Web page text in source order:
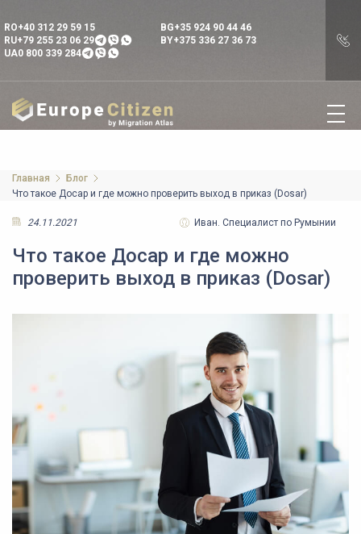
RO+40 312 29 59 15 BG+35 924 90 44 46
RU+79 255 23 06 29 BY+375 336 27 36 73
UA0 800 339 284
Главная
Блог
Что такое Досар и где можно проверить выход в приказ (Dosar)
24.11.2021 Иван. Специалист по Румынии
Что такое Досар и где можно
проверить выход в приказ (Dosar)